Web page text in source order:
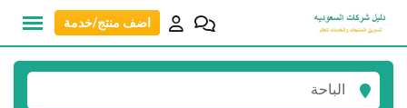
انتقل
المحتوى
اضف منتج/خدمة
الباحة